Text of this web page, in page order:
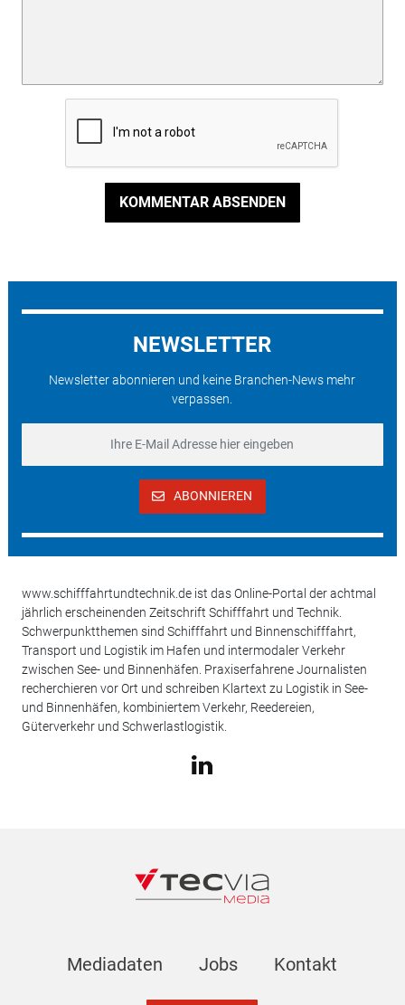
KOMMENTAR ABSENDEN
NEWSLETTER
Newsletter abonnieren und keine Branchen-News mehr
verpassen.
ABONNIEREN
www.schifffahrtundtechnik.de ist das Online-Portal der achtmal
jährlich erscheinenden Zeitschrift Schifffahrt und Technik.
Schwerpunktthemen sind Schifffahrt und Binnenschifffahrt,
Transport und Logistik im Hafen und intermodaler Verkehr
zwischen See- und Binnenhäfen. Praxiserfahrene Journalisten
recherchieren vor Ort und schreiben Klartext zu Logistik in See-
und Binnenhäfen, kombiniertem Verkehr, Reedereien,
Güterverkehr und Schwerlastlogistik.
Mediadaten Jobs Kontakt